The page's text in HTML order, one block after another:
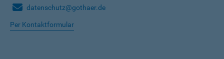
datenschutz@gothaer.de
Per Kontaktformular